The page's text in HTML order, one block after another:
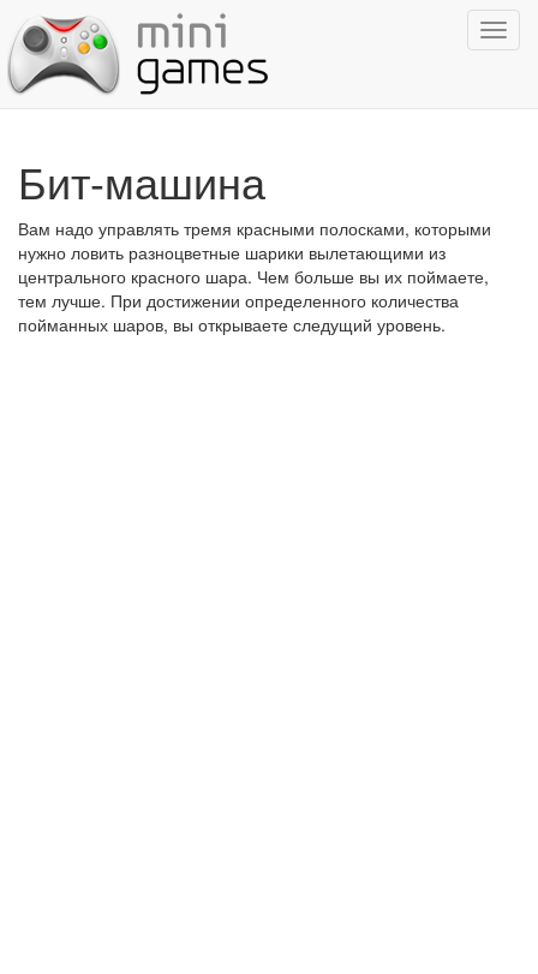
Бит-машина
Вам надо управлять тремя красными полосками, которыми
нужно ловить разноцветные шарики вылетающими из
центрального красного шара. Чем больше вы их поймаете,
тем лучше. При достижении определенного количества
пойманных шаров, вы открываете следущий уровень.